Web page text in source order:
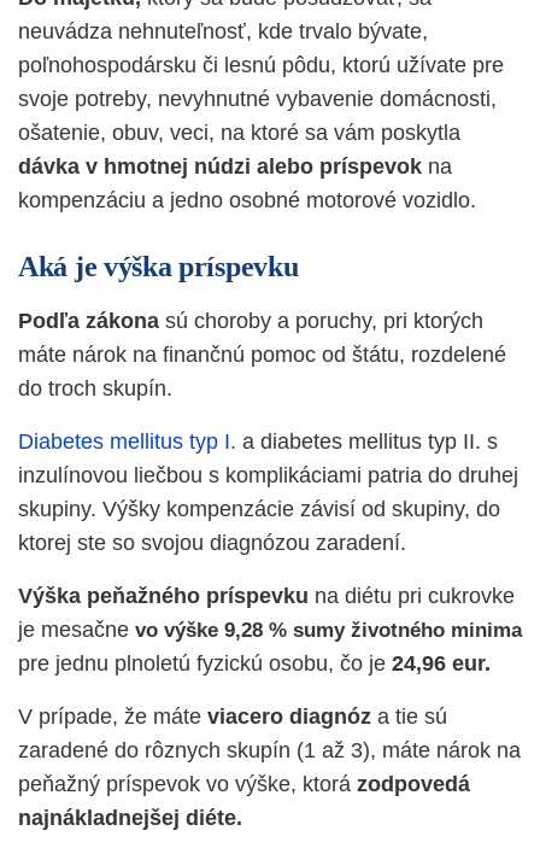
neuvádza nehnuteľnosť, kde trvalo bývate,
poľnohospodársku či lesnú pôdu, ktorú užívate pre
svoje potreby, nevyhnutné vybavenie domácnosti,
ošatenie, obuv, veci, na ktoré sa vám poskytla
dávka v hmotnej núdzi alebo príspevok na
kompenzáciu a jedno osobné motorové vozidlo.
Aká je výška príspevku
Podľa zákona sú choroby a poruchy, pri ktorých
máte nárok na finančnú pomoc od štátu, rozdelené
do troch skupín.
Diabetes mellitus typ I. a diabetes mellitus typ II. s
inzulínovou liečbou s komplikáciami patria do druhej
skupiny. Výšky kompenzácie závisí od skupiny, do
ktorej ste so svojou diagnózou zaradení.
Výška peňažného príspevku na diétu pri cukrovke
je mesačne vo výške 9,28 % sumy životného minima
pre jednu plnoletú fyzickú osobu, čo je 24,96 eur.
V prípade, že máte viacero diagnóz a tie sú
zaradené do rôznych skupín (1 až 3), máte nárok na
peňažný príspevok vo výške, ktorá zodpovedá
najnákladnejšej diéte.